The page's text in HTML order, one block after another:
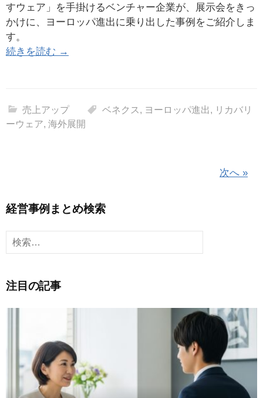
すウェア」を手掛けるベンチャー企業が、展示会をきっ
かけに、ヨーロッパ進出に乗り出した事例をご紹介しま
す。
続きを読む →
売上アップ ベネクス , ヨーロッパ進出, リカバリ
ーウェア, 海外展開
の
ー
送
り
次へ »
経営事例まとめ検索
検
索:
注目の記事